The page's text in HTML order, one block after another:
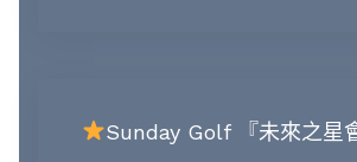
Sunday Golf 『未來之星